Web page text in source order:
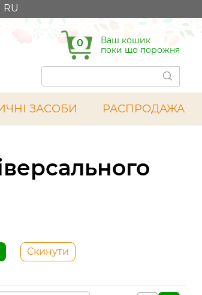
RU
0
Ваш кошик
поки що порожня
ЗАСОБИ РАСПРОДАЖА
Скинути